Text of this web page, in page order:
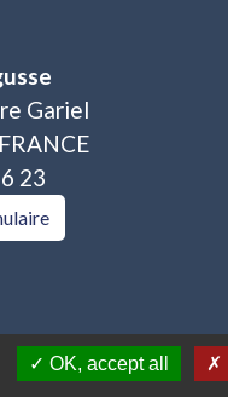
Gariel
23
- Plan du site
OK, accept all